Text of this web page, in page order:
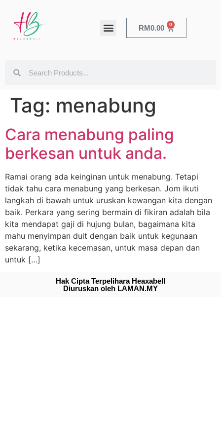
RM0.00 0
Tag: menabung
Cara menabung paling
berkesan untuk anda.
Ramai orang ada keinginan untuk menabung. Tetapi
tidak tahu cara menabung yang berkesan. Jom ikuti
langkah di bawah untuk uruskan kewangan kita dengan
baik. Perkara yang sering bermain di fikiran adalah bila
kita mendapat gaji di hujung bulan, bagaimana kita
mahu menyimpan duit dengan baik untuk kegunaan
sekarang, ketika kecemasan, untuk masa depan dan
untuk […]
Hak Cipta Terpelihara Heaxabell
Diuruskan oleh LAMAN.MY